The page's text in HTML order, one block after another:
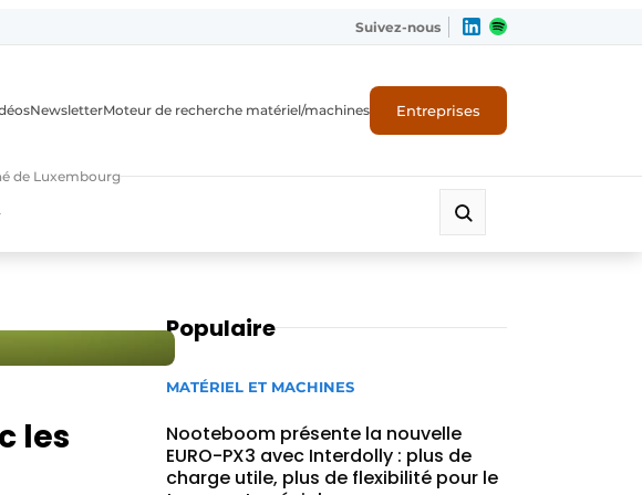
Suivez-nous
de Luxembourg
NewsletterMoteur de recherche matériel/machines Entreprises
les
Populaire
MATÉRIEL ET MACHINES
Nooteboom présente la nouvelle
EURO-PX3 avec Interdolly : plus de
charge utile, plus de flexibilité pour le